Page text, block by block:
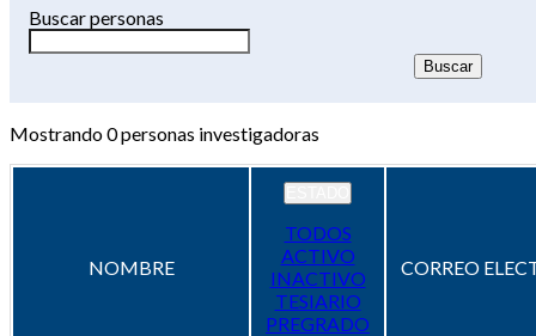
Buscar personas
Mostrando0personas investigadoras
NOMBRE
TODOS
ACTIVO
INACTIVO
TESIARIO
PREGRADO
CORREO